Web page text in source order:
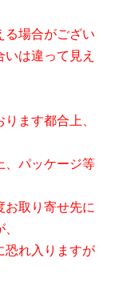
る場合がござい
は違って見え
ます都合上、
パッケージ等
取り寄せ先に
れ入りますが